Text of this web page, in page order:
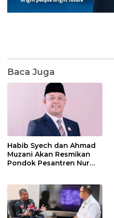
Baca Juga
Habib Syech dan Ahmad
Muzani Akan Resmikan
Pondok Pesantren Nur